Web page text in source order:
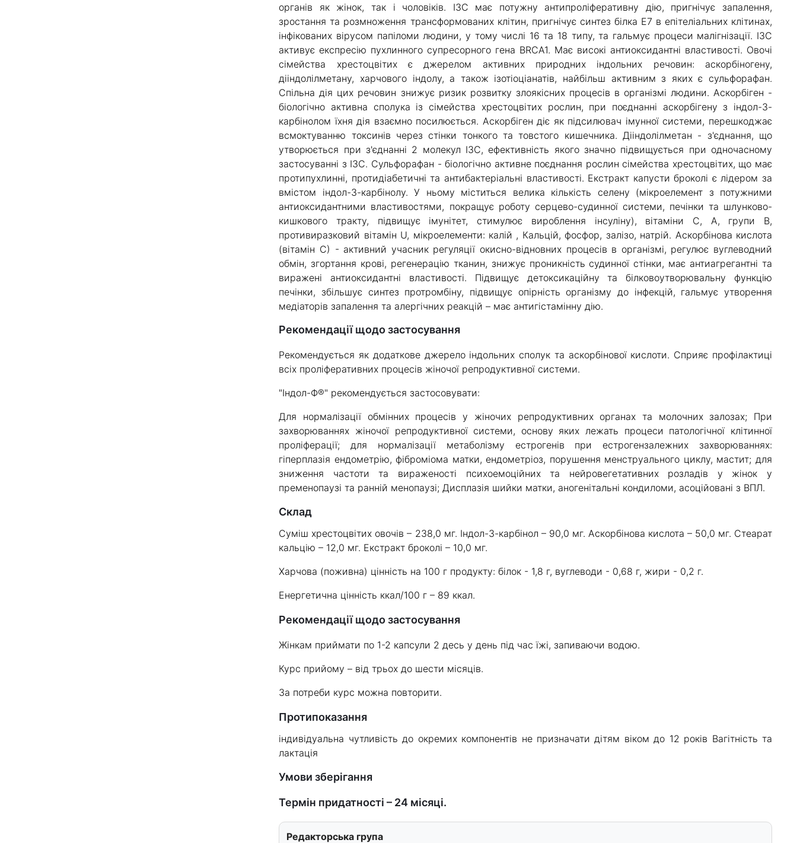
органів як жінок, так і чоловіків. I3C має потужну антипроліферативну дію, пригнічує запалення,
зростання та розмноження трансформованих клітин, пригнічує синтез білка E7 в епітеліальних клітинах,
інфікованих вірусом папіломи людини, у тому числі 16 та 18 типу, та гальмує процеси малігнізації. I3C
активує експресію пухлинного супресорного гена BRCA1. Має високі антиоксидантні властивості. Овочі
сімейства хрестоцвітих є джерелом активних природних індольних речовин: аскорбіногену,
дііндолілметану, харчового індолу, а також ізотіоціанатів, найбільш активним з яких є сульфорафан.
Спільна дія цих речовин знижує ризик розвитку злоякісних процесів в організмі людини. Аскорбіген -
біологічно активна сполука із сімейства хрестоцвітих рослин, при поєднанні аскорбігену з індол-3-
карбінолом їхня дія взаємно посилюється. Аскорбіген діє як підсилювач імунної системи, перешкоджає
всмоктуванню токсинів через стінки тонкого та товстого кишечника. Дііндолілметан - з'єднання, що
утворюється при з'єднанні 2 молекул I3C, ефективність якого значно підвищується при одночасному
застосуванні з I3C. Сульфорафан - біологічно активне поєднання рослин сімейства хрестоцвітих, що має
протипухлинні, протидіабетичні та антибактеріальні властивості. Екстракт капусти броколі є лідером за
вмістом індол-3-карбінолу. У ньому міститься велика кількість селену (мікроелемент з потужними
антиоксидантними властивостями, покращує роботу серцево-судинної системи, печінки та шлунково-
кишкового тракту, підвищує імунітет, стимулює вироблення інсуліну), вітаміни С, А, групи В,
противиразковий вітамін U, мікроелементи: калій , Кальцій, фосфор, залізо, натрій. Аскорбінова кислота
(вітамін С) - активний учасник регуляції окисно-відновних процесів в організмі, регулює вуглеводний
обмін, згортання крові, регенерацію тканин, знижує проникність судинної стінки, має антиагрегантні та
виражені антиоксидантні властивості. Підвищує детоксикаційну та білковоутворювальну функцію
печінки, збільшує синтез протромбіну, підвищує опірність організму до інфекцій, гальмує утворення
медіаторів запалення та алергічних реакцій – має антигістамінну дію.
Рекомендації щодо застосування
Рекомендується як додаткове джерело індольних сполук та аскорбінової кислоти. Сприяє профілактиці
всіх проліферативних процесів жіночої репродуктивної системи.
"Індол-Ф®" рекомендується застосовувати:
Для нормалізації обмінних процесів у жіночих репродуктивних органах та молочних залозах; При
захворюваннях жіночої репродуктивної системи, основу яких лежать процеси патологічної клітинної
проліферації; для нормалізації метаболізму естрогенів при естрогензалежних захворюваннях:
гіперплазія ендометрію, фіброміома матки, ендометріоз, порушення менструального циклу, мастит; для
зниження частоти та вираженості психоемоційних та нейровегетативних розладів у жінок у
пременопаузі та ранній менопаузі; Дисплазія шийки матки, аногенітальні кондиломи, асоційовані з ВПЛ.
склад
Суміш хрестоцвітих овочів – 238,0 мг. Індол-3-карбінол – 90,0 мг. Аскорбінова кислота – 50,0 мг. Стеарат
кальцію – 12,0 мг. Екстракт броколі – 10,0 мг.
Харчова (поживна) цінність на 100 г продукту: білок - 1,8 г, вуглеводи - 0,68 г, жири - 0,2 г.
Енергетична цінність ккал/100 г – 89 ккал.
Рекомендації щодо застосування
Жінкам приймати по 1-2 капсули 2 десь у день під час їжі, запиваючи водою.
Курс прийому – від трьох до шести місяців.
За потреби курс можна повторити.
Протипоказання
індивідуальна чутливість до окремих компонентів не призначати дітям віком до 12 років Вагітність та
лактація
Умови зберігання
Термін придатності – 24 місяці.
Редакторська група